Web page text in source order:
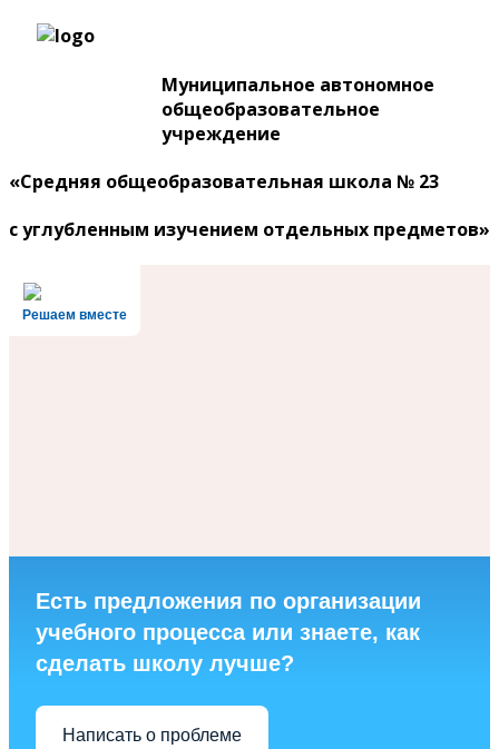
Муниципальное автономное
общеобразовательное
учреждение
«Средняя общеобразовательная школа № 23
с углубленным изучением отдельных предметов»
Решаем вместе
Есть предложения по организации
учебного процесса или знаете, как
сделать школу лучше?
Написать о проблеме